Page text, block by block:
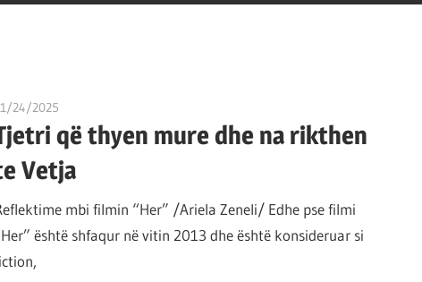
24/2025
që thyen mure dhe na rikthen
Vetja
mbi filmin “Her” /Ariela Zeneli/ Edhe pse filmi
është shfaqur në vitin 2013 dhe është konsideruar si